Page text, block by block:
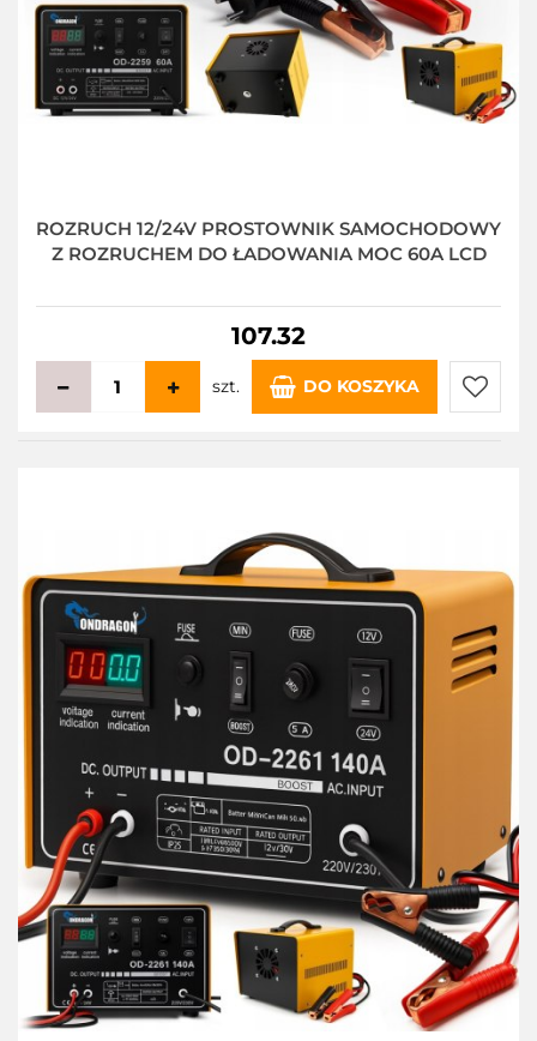
ROZRUCH 12/24V PROSTOWNIK SAMOCHODOWY
Z ROZRUCHEM DO ŁADOWANIA MOC 60A LCD
107.32
szt. DO KOSZYKA
Do